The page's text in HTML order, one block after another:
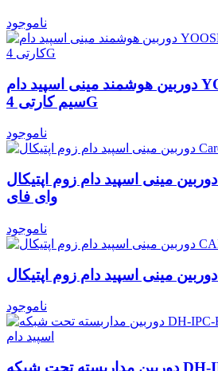
ناموجود
دوربین هوشمند مینی اسپید دام YOOSEE زوم اپتیکال
سیم کارتی 4G
ناموجود
دوربین مینی اسپید دام زوم اپتیکال Care Cam PRO با
وای فای
ناموجود
ناموجود
دوربین مداربسته تحت شبکه DH-IPC-EBW8842-AS